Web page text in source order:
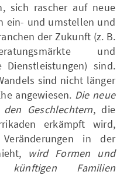
sich rascher auf neue
ein- und umstellen und
der Zukunft (z. B.
und
Dienstleistungen) sind.
sind nicht länger
angewiesen. Die neue
Geschlechtern, die
erkämpft wird,
in der
wird Formen und
künftigen Familien